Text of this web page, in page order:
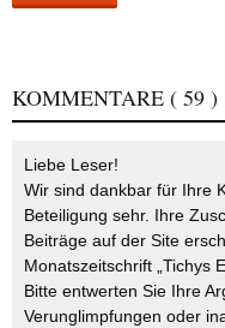
KOMMENTARE ( 59 )
Liebe Leser!
Wir sind dankbar für Ihre
Beteiligung sehr. Ihre
Beiträge auf der Site
Monatszeitschrift „Tichys
Bitte entwerten Sie Ihre
Verunglimpfungen oder